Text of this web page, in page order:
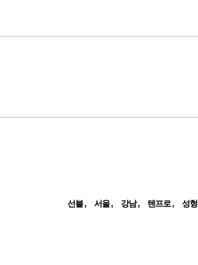
선불 서울 강남 텐프로 성형